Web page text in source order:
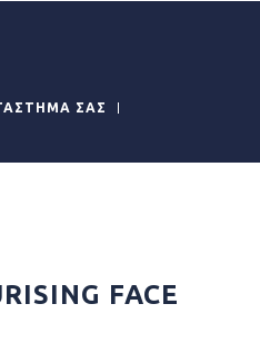
ΣΑΣ
FACE